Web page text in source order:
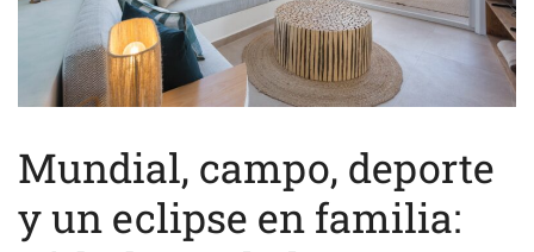
Mundial, campo, deporte
y un eclipse en familia: